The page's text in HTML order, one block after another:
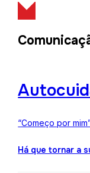
“Começo por
Há que tornar a